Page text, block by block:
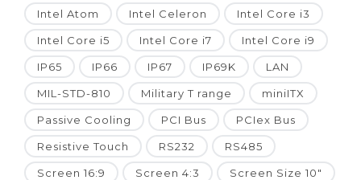
Intel Atom Intel Celeron Intel Core i3
Intel Core i5 Intel Core i7 Intel Core i9
IP65 IP66 IP67 IP69K LAN
MIL-STD-810 Military T range miniITX
Passive Cooling PCI Bus PCIex Bus
Resistive Touch RS232 RS485
Screen 16:9 Screen 4:3 Screen Size 10"